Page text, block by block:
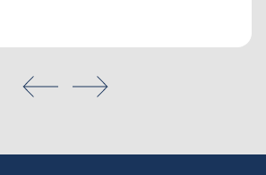
na míru
Hledat